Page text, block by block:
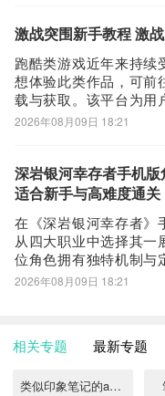
升级 印象笔记 高级帐户
- 每月上传流量10GB
- 同步所有设备，无拘无束
- 离线访问笔记，无网络
- 轻松保存邮件及其附件
- PDF文档标注功能
- 智能名片扫描
---
隐私 https://
服务条款 https://
【联系我们】
微信服务号@我的印象笔记
微博服务号@我的印象笔记
作的玩家，可前往九游
利平台，
激战突围新手教程 激
跑酷类游戏近年来持续
想体验此类作品，可前
载与获取。该平台为用
游福利资源，当前正开
的新作，公开信息相对
实机画面来看，本作融
2026年08月09日 18:21
深岩银河幸存者手机
适合新手与高难度通关
在《深岩银河幸存者》
从四大职业中选择其一
位角色拥有独特机制与
乏了解而难以抉择。以
钩锁装置与6枚减速手
2026年08月09日 18:21
相关专题 最新专题
类似印象笔记的app有哪些